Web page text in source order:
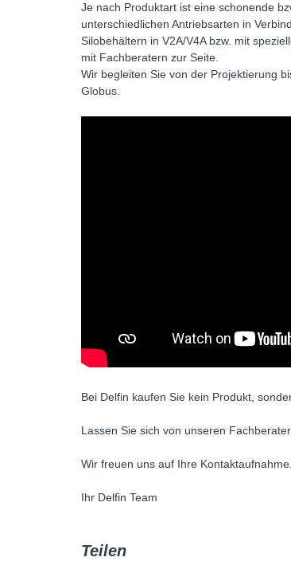
Je nach Produktart ist eine schonende
unterschiedlichen Antriebsarten in
Silobehältern in V2A/V4A bzw. mit
mit Fachberatern zur Seite.
Wir begleiten Sie von der Projektierung
Globus.
Bei Delfin kaufen Sie kein Produkt,
Lassen Sie sich von unseren
Wir freuen uns auf Ihre Kontaktaufnahme.
Ihr Delfin Team
Teilen